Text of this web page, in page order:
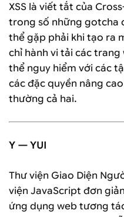
XSS là viết tắt của
trong số những gotcha
thể gặp phải khi tạo ra
chỉ hành vi tải các
thể nguy hiểm với các
các đặc quyền nâng
thường cả hai.
Y — YUI
Thư viện Giao Diện
viện JavaScript đơn
ứng dụng web tương